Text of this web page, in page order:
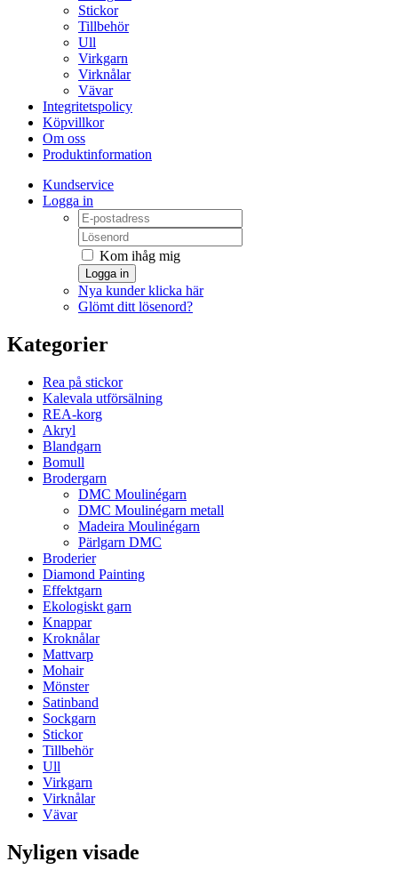
Stickor
Tillbehör
Ull
Virkgarn
Virknålar
Vävar
Integritetspolicy
Köpvillkor
Om oss
Produktinformation
Kundservice
Logga in
Kom ihåg mig
Logga in
Nya kunder klicka här
Glömt ditt lösenord?
Kategorier
Rea på stickor
Kalevala utförsälning
REA-korg
Akryl
Blandgarn
Bomull
Brodergarn
DMC Moulinégarn
DMC Moulinégarn metall
Madeira Moulinégarn
Pärlgarn DMC
Broderier
Diamond Painting
Effektgarn
Ekologiskt garn
Knappar
Kroknålar
Mattvarp
Mohair
Mönster
Satinband
Sockgarn
Stickor
Tillbehör
Ull
Virkgarn
Virknålar
Vävar
Nyligen visade